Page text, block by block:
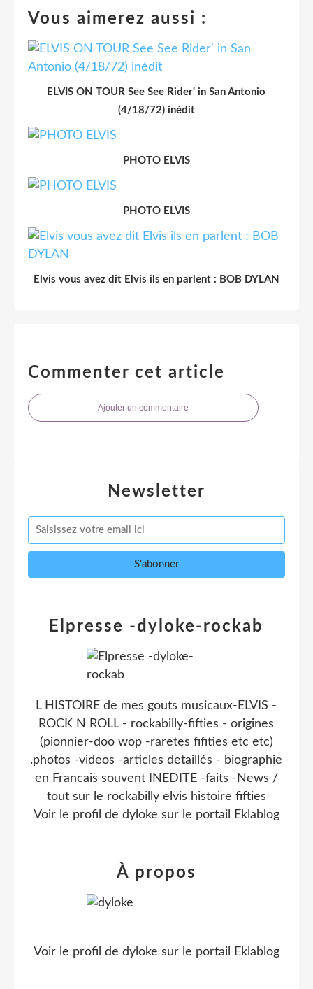
Vous aimerez aussi :
ELVIS ON TOUR See See Rider' in San Antonio
(4/18/72) inédit
PHOTO ELVIS
PHOTO ELVIS
Elvis vous avez dit Elvis ils en parlent : BOB DYLAN
Commenter cet article
Ajouter un commentaire
Newsletter
Elpresse -dyloke-rockab
L HISTOIRE de mes gouts musicaux-ELVIS -
ROCK N ROLL - rockabilly-fifties - origines
(pionnier-doo wop -raretes fifities etc etc)
.photos -videos -articles detaillés - biographie
en Francais souvent INEDITE -faits -News /
tout sur le rockabilly elvis histoire fifties
Voir le profil de dyloke sur le portail Eklablog
À propos
Voir le profil de dyloke sur le portail Eklablog